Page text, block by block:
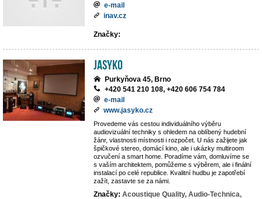
e-mail
inav.cz
Značky:
JASYKO
Purkyňova 45, Brno
+420 541 210 108, +420 606 754 784
e-mail
www.jasyko.cz
Provedeme vás cestou individuálního výběru
audiovizuální techniky s ohledem na oblíbený hudební
žánr, vlastnosti místnosti i rozpočet. U nás zažijete jak
špičkové stereo, domácí kino, ale i ukázky multiroom
ozvučení a smart home. Poradíme vám, domluvíme se
s vaším architektem, pomůžeme s výběrem, ale i finální
instalací po celé republice. Kvalitní hudbu je zapotřebí
zažít, zastavte se za námi.
Značky: Acoustique Quality, Audio-Technica,